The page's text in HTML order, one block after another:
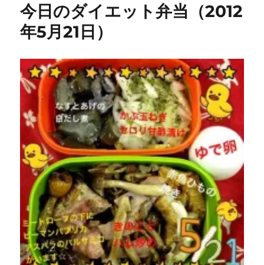
ー
な
ど
の
あ
る
会
社
は、”中
の
ひ
と”の
勢
い
が
ス
ゴ
イ
ら
し
今日のダイエット弁当（2012
年5月21日）